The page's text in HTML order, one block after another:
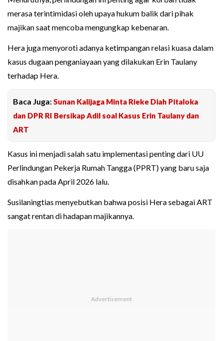
merasa terintimidasi oleh upaya hukum balik dari pihak
majikan saat mencoba mengungkap kebenaran.
Hera juga menyoroti adanya ketimpangan relasi kuasa dalam
kasus dugaan penganiayaan yang dilakukan Erin Taulany
terhadap Hera.
Baca Juga:Sunan Kalijaga Minta Rieke Diah Pitaloka
dan DPR RI Bersikap Adil soal Kasus Erin Taulany dan
ART
Kasus ini menjadi salah satu implementasi penting dari UU
Perlindungan Pekerja Rumah Tangga (PPRT) yang baru saja
disahkan pada April 2026 lalu.
Susilaningtias menyebutkan bahwa posisi Hera sebagai ART
sangat rentan di hadapan majikannya.